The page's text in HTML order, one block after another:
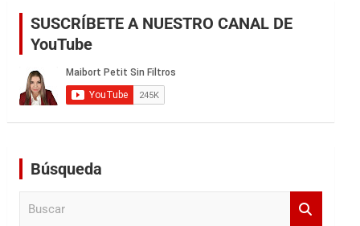
SUSCRÍBETE A NUESTRO CANAL DE
YouTube
Búsqueda